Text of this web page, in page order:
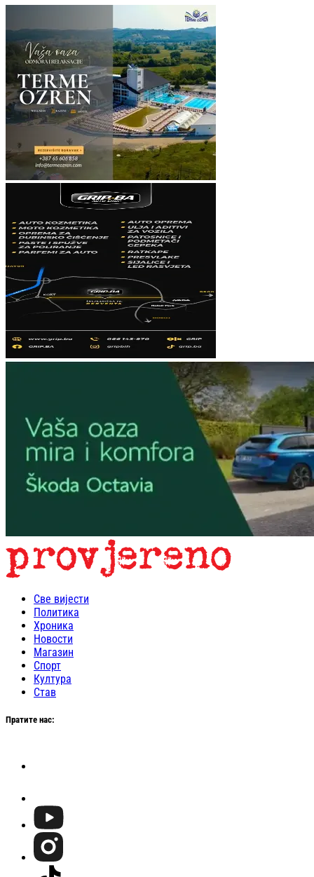
Све вијести
Политика
Хроника
Новости
Магазин
Спорт
Култура
Став
Пратите нас: